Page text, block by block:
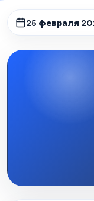
25 февраля